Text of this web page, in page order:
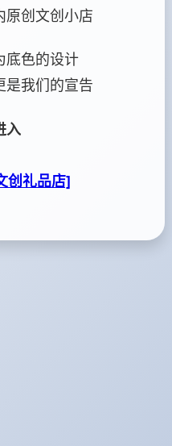
原创文创小店
底色的设计
是我们的宣告
入
创礼品店]